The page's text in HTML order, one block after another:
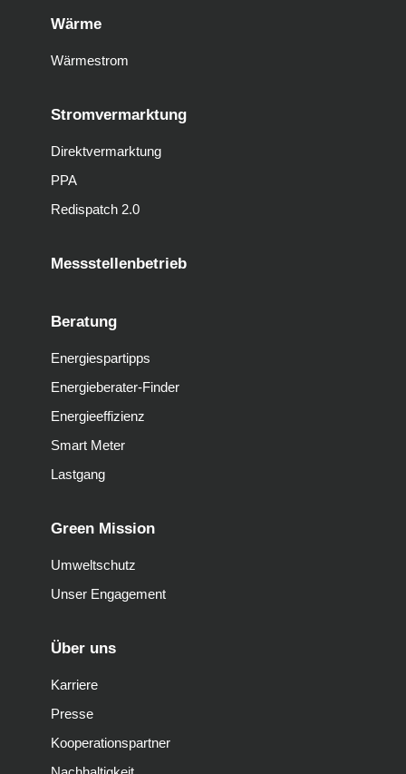
Wärme
Wärmestrom
Stromvermarktung
Direktvermarktung
PPA
Redispatch 2.0
Messstellenbetrieb
Beratung
Energiespartipps
Energieberater-Finder
Energieeffizienz
Smart Meter
Lastgang
Green Mission
Umweltschutz
Unser Engagement
Über uns
Karriere
Presse
Kooperationspartner